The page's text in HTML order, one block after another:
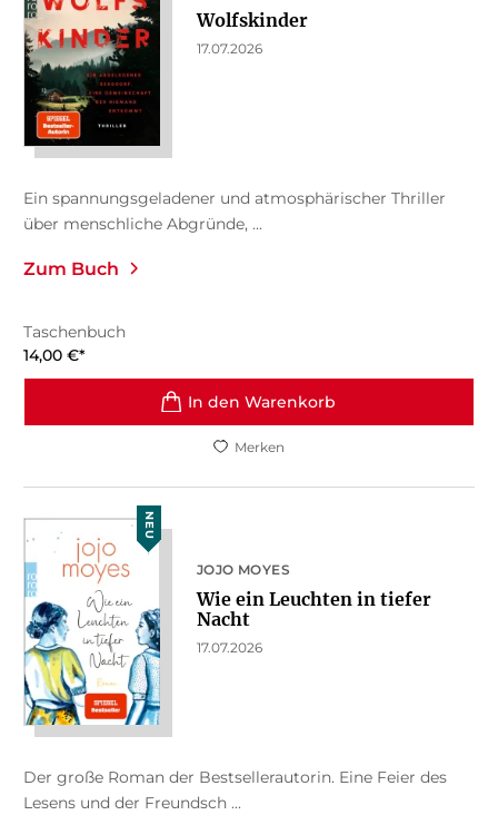
Wolfskinder
17.07.2026
Ein spannungsgeladener und atmosphärischer Thriller
über menschliche Abgründe, ...
Zum Buch
Taschenbuch
14,00 €*
In den Warenkorb
Merken
NEU
JOJO MOYES
Wie ein Leuchten in tiefer
Nacht
17.07.2026
Der große Roman der Bestsellerautorin. Eine Feier des
Lesens und der Freundsch ...